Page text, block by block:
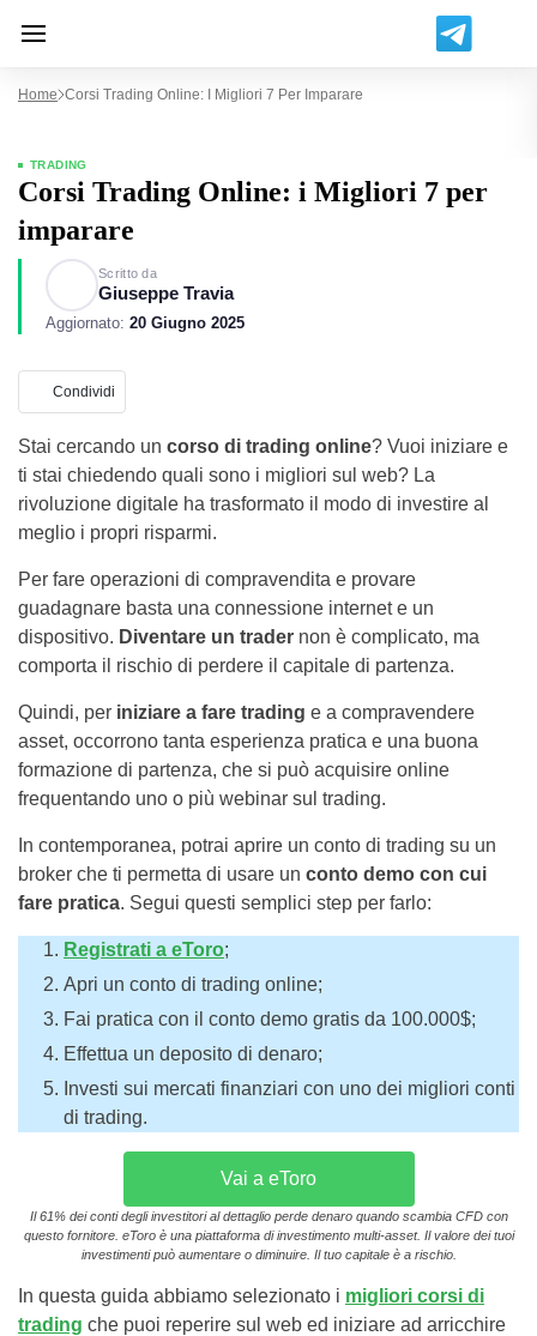
Home Corsi Trading Online: I Migliori 7 Per Imparare
TRADING
Corsi Trading Online: i Migliori 7 per
imparare
Scritto da
Giuseppe Travia
Aggiornato: 20 Giugno 2025
Condividi
Stai cercando un corso di trading online? Vuoi iniziare e
ti stai chiedendo quali sono i migliori sul web? La
rivoluzione digitale ha trasformato il modo di investire al
meglio i propri risparmi.
Per fare operazioni di compravendita e provare
guadagnare basta una connessione internet e un
dispositivo. Diventare un trader non è complicato, ma
comporta il rischio di perdere il capitale di partenza.
Quindi, per iniziare a fare trading e a compravendere
asset, occorrono tanta esperienza pratica e una buona
formazione di partenza, che si può acquisire online
frequentando uno o più webinar sul trading.
In contemporanea, potrai aprire un conto di trading su un
broker che ti permetta di usare un conto demo con cui
fare pratica. Segui questi semplici step per farlo:
Registrati a eToro;
Apri un conto di trading online;
Fai pratica con il conto demo gratis da 100.000$;
Effettua un deposito di denaro;
Investi sui mercati finanziari con uno dei migliori conti
di trading.
Vai a eToro
Il 61% dei conti degli investitori al dettaglio perde denaro quando scambia CFD con
questo fornitore. eToro è una piattaforma di investimento multi-asset. Il valore dei tuoi
investimenti può aumentare o diminuire. Il tuo capitale è a rischio.
In questa guida abbiamo selezionato i migliori corsi di
trading che puoi reperire sul web ed iniziare ad arricchire